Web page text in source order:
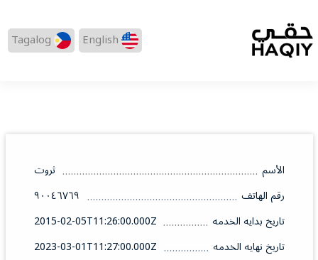
English
Tagalog
الأسم
ثروت
رقم الهاتف
٩٠٠٤٦٧٦٩
تاريخ بدايه الخدمه
2015-02-05T11:26:00.000Z
تاريخ نهايه الخدمه
2023-03-01T11:27:00.000Z